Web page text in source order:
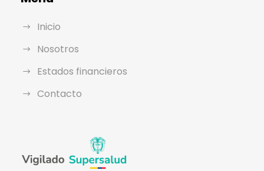
Inicio
Nosotros
Estados financieros
Contacto